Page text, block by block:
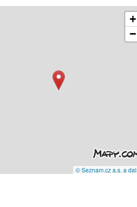
+
−
© Seznam.cz a.s. a